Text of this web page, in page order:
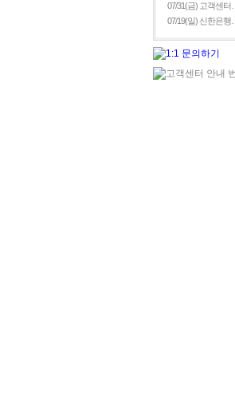
07/31(금) 고객센터…
07/19(일) 신한은행…